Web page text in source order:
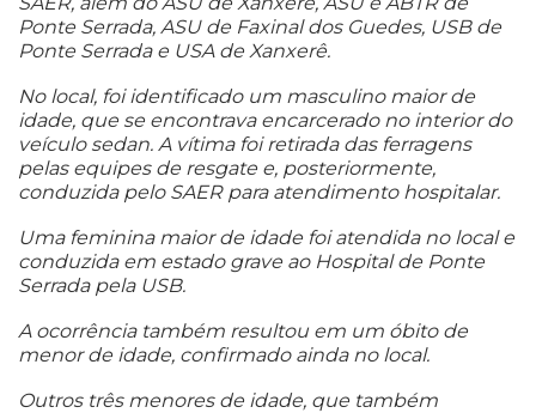
Ponte Serrada, ASU de Faxinal dos Guedes, USB de
Ponte Serrada e USA de Xanxerê.
No local, foi identificado um masculino maior de
idade, que se encontrava encarcerado no interior do
veículo sedan. A vítima foi retirada das ferragens
pelas equipes de resgate e, posteriormente,
conduzida pelo SAER para atendimento hospitalar.
Uma feminina maior de idade foi atendida no local e
conduzida em estado grave ao Hospital de Ponte
Serrada pela USB.
A ocorrência também resultou em um óbito de
menor de idade, confirmado ainda no local.
Outros três menores de idade, que também